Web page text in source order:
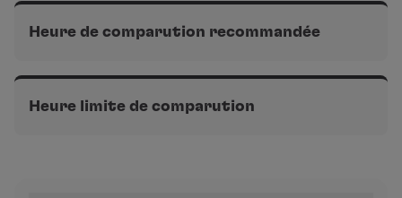
Heure de comparution recommandée
3h avant le départ
Heure limite de comparution